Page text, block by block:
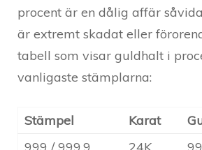
procent är en dålig affär
är extremt skadat eller
tabell som visar guldhalt i
vanligaste stämplarna:
Stämpel Karat